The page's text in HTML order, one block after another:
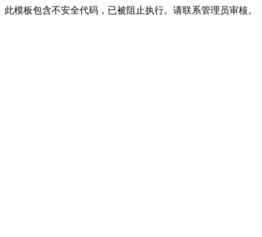
此模板包含不安全代码，已被阻止执行。请联系管理员审核。